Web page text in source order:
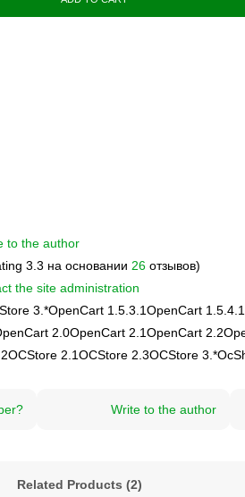
to the author
3.3 на основании 26отзывов)
the site administration
3.*OpenCart 1.5.3.1OpenCart 1.5.4.1
2.0OpenCart 2.1OpenCart 2.2
OCStore 2.1OCStore 2.3OCStore 3.*
Write to the author
Related Products (2)